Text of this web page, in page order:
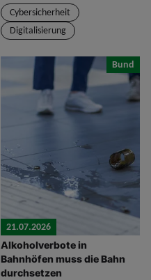
Cybersicherheit
Digitalisierung
21.07.2026
Bund
Alkoholverbote in
Bahnhöfen muss die Bahn
durchsetzen